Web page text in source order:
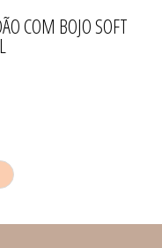
COM BOJO SOFT